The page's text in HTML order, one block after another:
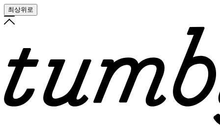
최상위로